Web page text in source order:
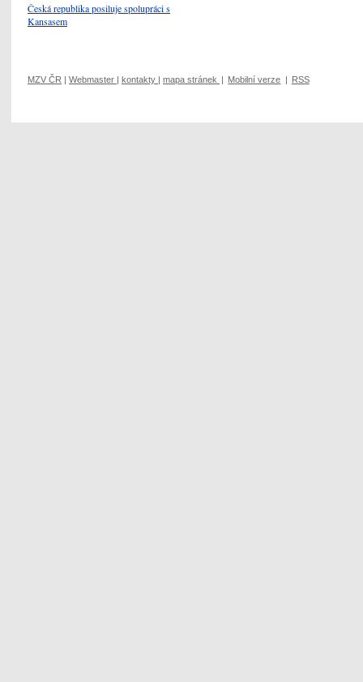
Česká republika posiluje spolupráci s
Kansasem
MZV ČR Webmaster kontakty mapa stránek Mobilní verze RSS